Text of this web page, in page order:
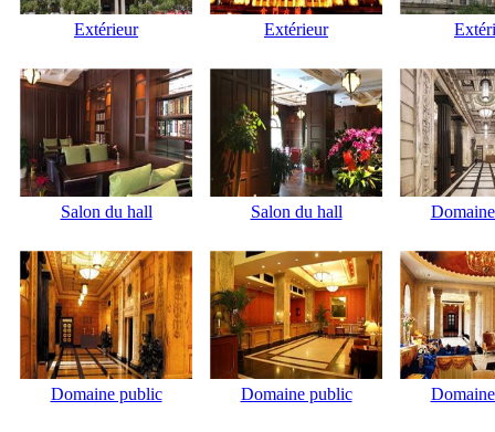
Extérieur Extérieur
Salon du hall Salon du hall
Domaine public Domaine public